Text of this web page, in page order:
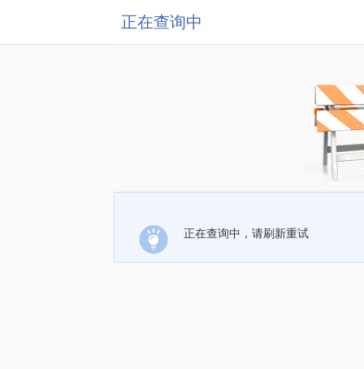
正在查询中
正在查询中，请刷新重试